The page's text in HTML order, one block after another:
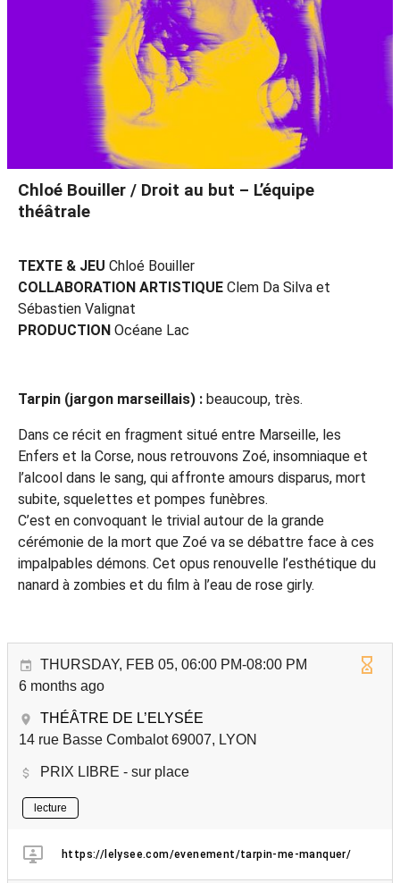
Chloé Bouiller / Droit au but – L’équipe
théâtrale
TEXTE & JEU Chloé Bouiller
COLLABORATION ARTISTIQUE Clem Da Silva et
Sébastien Valignat
PRODUCTION Océane Lac
Tarpin (jargon marseillais) : beaucoup, très.
Dans ce récit en fragment situé entre Marseille, les
Enfers et la Corse, nous retrouvons Zoé, insomniaque et
l’alcool dans le sang, qui affronte amours disparus, mort
subite, squelettes et pompes funèbres.
C’est en convoquant le trivial autour de la grande
cérémonie de la mort que Zoé va se débattre face à ces
impalpables démons. Cet opus renouvelle l’esthétique du
nanard à zombies et du film à l’eau de rose girly.
THURSDAY, FEB 05, 06:00 PM-08:00 PM
6 months ago
THÉÂTRE DE L’ELYSÉE
14 rue Basse Combalot 69007, LYON
PRIX LIBRE - sur place
lecture
https://lelysee.com/evenement/tarpin-me-manquer/